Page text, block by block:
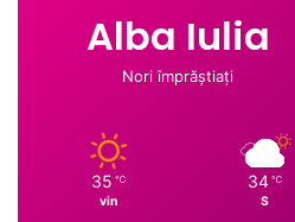
Alba Iulia
Nori împrăștiați
35 ℃
vin
34 ℃
S